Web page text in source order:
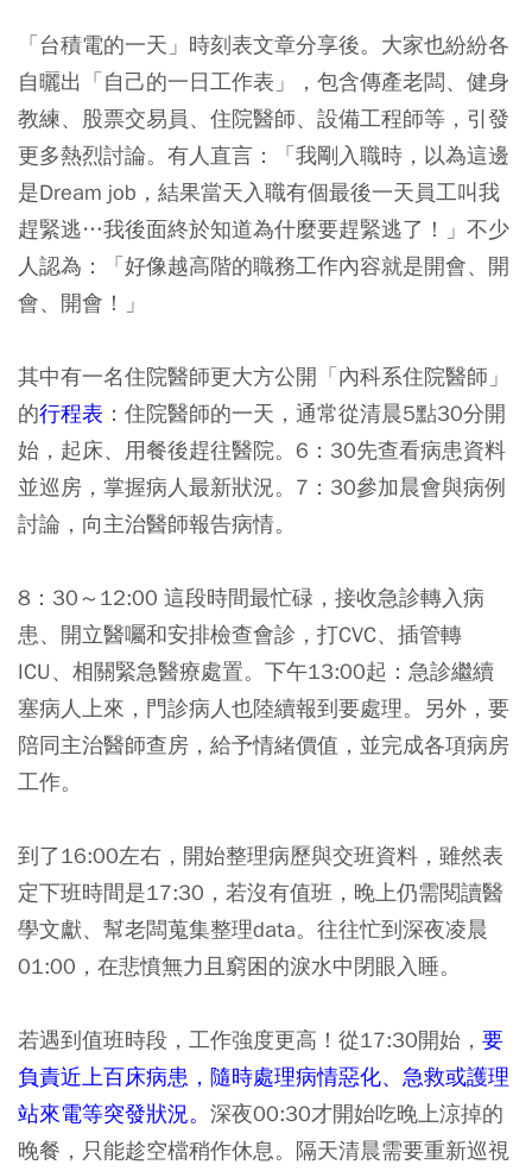
「台積電的一天」時刻表文章分享後。大家也紛紛各
自曬出 「自己的一日工作表」
，包含傳產老闆、健身
教練、股票交易員、住院醫師、設備工程師等，引發
更多熱烈討論。有人直言：「我剛入職時，以為這邊
是Dream job，結果當天入職有個最後一天員工叫我
趕緊逃…我後面終於知道為什麼要趕緊逃了！」不少
人認為：「好像越高階的職務工作內容就是開會、開
會、開會！」
其中有一名住院醫師更大方公開「內科系住院醫師」
的行程表 ：住院醫師的一天，通常從清晨5點30分開
始，起床、用餐後趕往醫院。6：30先查看病患資料
並巡房，掌握病人最新狀況。7：30參加晨會與病例
討論，向主治醫師報告病情。
8：30～12:00 這段時間最忙碌，接收急診轉入病
患、開立醫囑和安排檢查會診，打CVC、插管轉
ICU、相關緊急醫療處置。下午13:00起：急診繼續
塞病人上來，門診病人也陸續報到要處理。另外，要
陪同主治醫師查房，給予情緒價值，並完成各項病房
工作。
到了16:00左右，開始整理病歷與交班資料，雖然表
定下班時間是17:30，若沒有值班，晚上仍需閱讀醫
學文獻、幫老闆蒐集整理data。往往忙到深夜凌晨
01:00，在悲憤無力且窮困的淚水中閉眼入睡。
若遇到值班時段，工作強度更高！從17:30開始， 要
負責近上百床病患，隨時處理病情惡化、急救或護理
站來電等突發狀況。 深夜00:30才開始吃晚上涼掉的
晚餐，只能趁空檔稍作休息。隔天清晨需要重新巡視